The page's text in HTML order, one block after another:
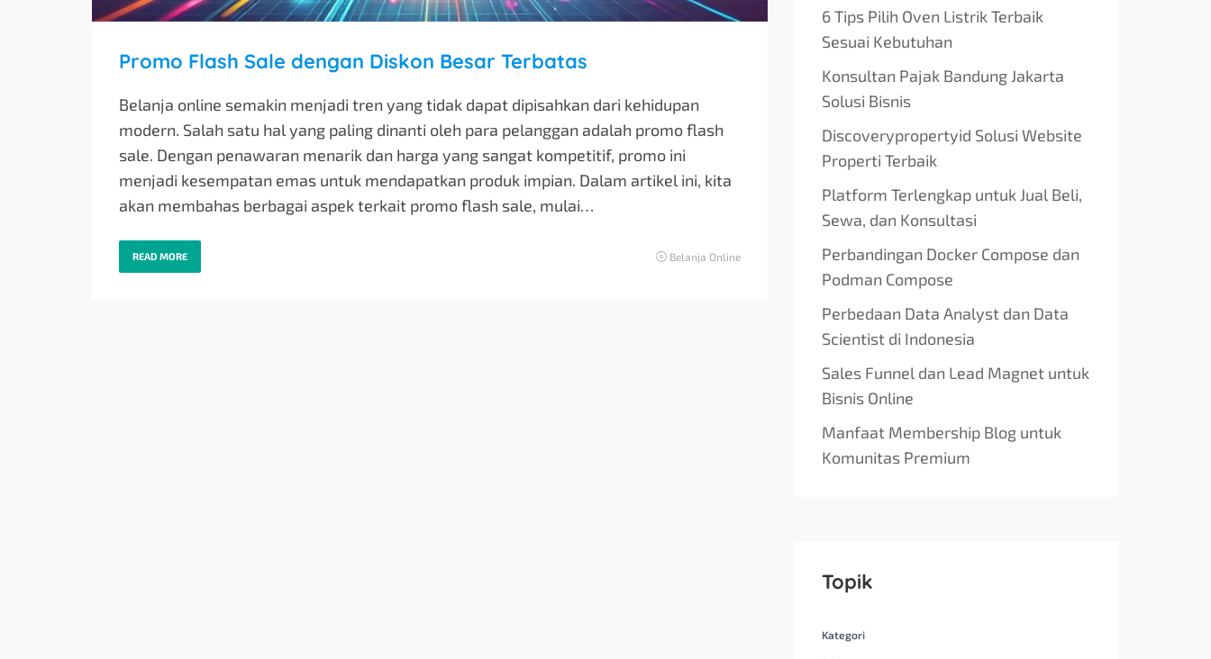
Promo Flash Sale dengan Diskon Besar Terbatas
Belanja online semakin menjadi tren yang tidak dapat dipisahkan dari kehidupan
modern. Salah satu hal yang paling dinanti oleh para pelanggan adalah promo flash
sale. Dengan penawaran menarik dan harga yang sangat kompetitif, promo ini
menjadi kesempatan emas untuk mendapatkan produk impian. Dalam artikel ini, kita
akan membahas berbagai aspek terkait promo flash sale, mulai…
READ MORE Belanja Online
6 Tips Pilih Oven Listrik Terbaik
Sesuai Kebutuhan
Konsultan Pajak Bandung Jakarta
Solusi Bisnis
Discoverypropertyid Solusi Website
Properti Terbaik
Platform Terlengkap untuk Jual Beli,
Sewa, dan Konsultasi
Perbandingan Docker Compose dan
Podman Compose
Perbedaan Data Analyst dan Data
Scientist di Indonesia
Sales Funnel dan Lead Magnet untuk
Bisnis Online
Manfaat Membership Blog untuk
Komunitas Premium
Topik
Kategori